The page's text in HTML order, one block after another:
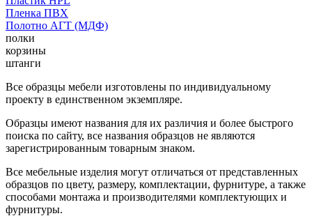
Пленка ПВХ
Полотно АГТ (МДФ)
полки
корзины
штанги
Все образцы мебели изготовлены по индивидуальному
проекту в единственном экземпляре.
Образцы имеют названия для их различия и более быстрого
поиска по сайту, все названия образцов не являются
зарегистрированным товарным знаком.
Все мебельные изделия могут отличаться от представленных
образцов по цвету, размеру, комплектации, фурнитуре, а также
способами монтажа и производителями комплектующих и
фурнитуры.